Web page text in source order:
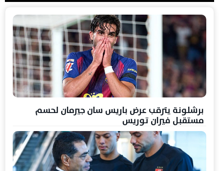
برشلونة يترقب عرض باريس سان جيرمان لحسم
مستقبل فيران توريس